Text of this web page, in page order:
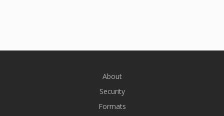
About
Security
Formats